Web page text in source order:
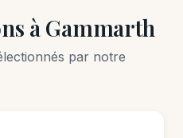
à Gammarth
par notre